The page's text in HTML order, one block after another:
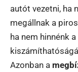
autót vezetni, ha
megállnak a
ha nem hinnénk
Azonban a